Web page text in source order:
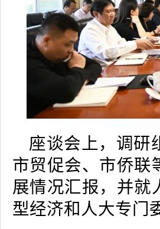
座谈会上，调研
市贸促会、市侨联
展情况汇报，并就
型经济和人大专门